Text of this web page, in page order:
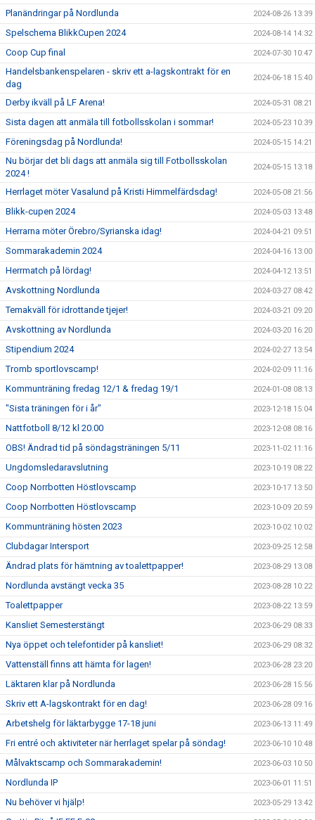
Planändringar på Nordlunda 2024-08-26 13:39
Spelschema BlikkCupen 2024 2024-08-14 14:32
Coop Cup final 2024-07-30 10:47
Handelsbankenspelaren - skriv ett a-lagskontrakt för en
dag
2024-06-18 15:40
Derby ikväll på LF Arena! 2024-05-31 08:21
Sista dagen att anmäla till fotbollsskolan i sommar! 2024-05-23 10:39
Föreningsdag på Nordlunda! 2024-05-15 14:21
Nu börjar det bli dags att anmäla sig till Fotbollsskolan
2024 !
2024-05-15 13:18
Herrlaget möter Vasalund på Kristi Himmelfärdsdag! 2024-05-08 21:56
Blikk-cupen 2024 2024-05-03 13:48
Herrarna möter Örebro/Syrianska idag! 2024-04-21 09:51
Sommarakademin 2024 2024-04-16 13:00
Herrmatch på lördag! 2024-04-12 13:51
Avskottning Nordlunda 2024-03-27 08:42
Temakväll för idrottande tjejer! 2024-03-21 09:20
Avskottning av Nordlunda 2024-03-20 16:20
Stipendium 2024 2024-02-27 13:54
Tromb sportlovscamp! 2024-02-09 11:16
Kommunträning fredag 12/1 & fredag 19/1 2024-01-08 08:13
"Sista träningen för i år" 2023-12-18 15:04
Nattfotboll 8/12 kl 20.00 2023-12-08 08:16
OBS! Ändrad tid på söndagsträningen 5/11 2023-11-02 11:16
Ungdomsledaravslutning 2023-10-19 08:22
Coop Norrbotten Höstlovscamp 2023-10-17 13:50
Coop Norrbotten Höstlovscamp 2023-10-09 20:59
Kommunträning hösten 2023 2023-10-02 10:02
Clubdagar Intersport 2023-09-25 12:58
Ändrad plats för hämtning av toalettpapper! 2023-08-29 13:08
Nordlunda avstängt vecka 35 2023-08-28 10:22
Toalettpapper 2023-08-22 13:59
Kansliet Semesterstängt 2023-06-29 08:33
Nya öppet och telefontider på kansliet! 2023-06-29 08:32
Vattenställ finns att hämta för lagen! 2023-06-28 23:20
Läktaren klar på Nordlunda 2023-06-28 15:56
Skriv ett A-lagskontrakt för en dag! 2023-06-28 09:16
Arbetshelg för läktarbygge 17-18 juni 2023-06-13 11:49
Fri entré och aktiviteter när herrlaget spelar på söndag! 2023-06-10 10:48
Målvaktscamp och Sommarakademin! 2023-06-03 10:50
Nordlunda IP 2023-06-01 11:51
Nu behöver vi hjälp! 2023-05-29 13:42